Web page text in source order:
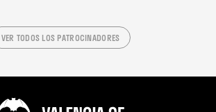
VER TODOS LOS PATROCINADORES